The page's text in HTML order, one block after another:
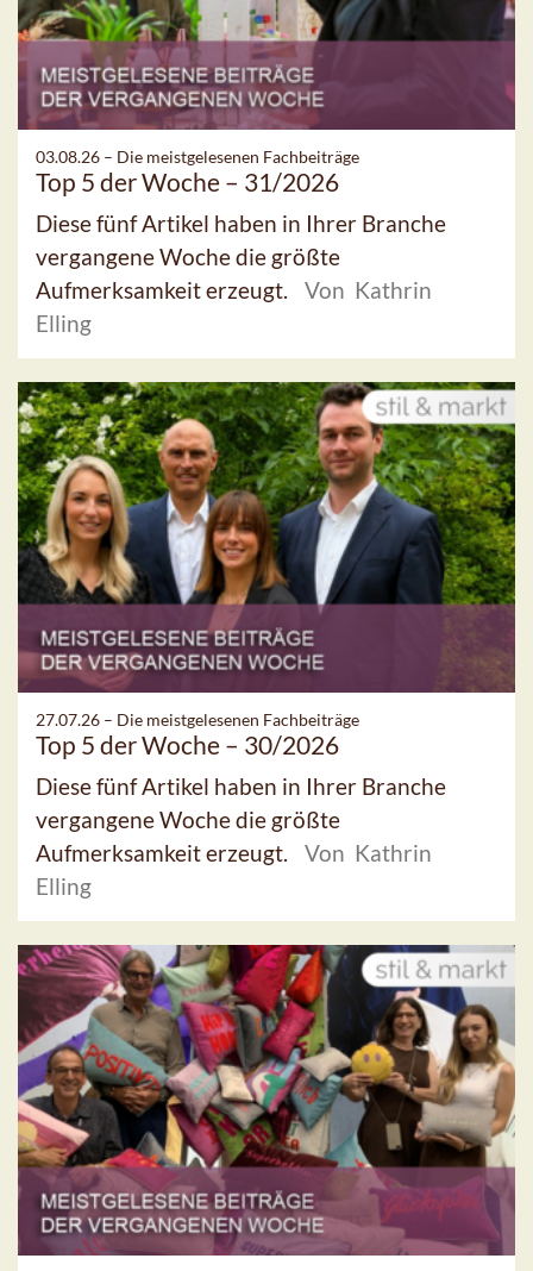
03.08.26 – Die meistgelesenen Fachbeiträge
Top 5 der Woche – 31/2026
Diese fünf Artikel haben in Ihrer Branche
vergangene Woche die größte
Aufmerksamkeit erzeugt.
Von Kathrin
Elling
27.07.26 – Die meistgelesenen Fachbeiträge
Top 5 der Woche – 30/2026
Diese fünf Artikel haben in Ihrer Branche
vergangene Woche die größte
Aufmerksamkeit erzeugt.
Von Kathrin
Elling